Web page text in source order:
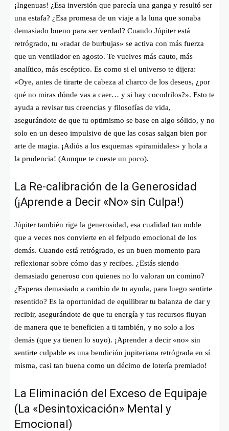
¡Ingenuas! ¿Esa inversión que parecía una ganga y resultó ser
una estafa? ¿Esa promesa de un viaje a la luna que sonaba
demasiado bueno para ser verdad? Cuando Júpiter está
retrógrado, tu «radar de burbujas» se activa con más fuerza
que un ventilador en agosto. Te vuelves más cauto, más
analítico, más escéptico. Es como si el universo te dijera:
«Oye, antes de tirarte de cabeza al charco de los deseos, ¿por
qué no miras dónde vas a caer… y si hay cocodrilos?». Esto te
ayuda a revisar tus creencias y filosofías de vida,
asegurándote de que tu optimismo se base en algo sólido, y no
solo en un deseo impulsivo de que las cosas salgan bien por
arte de magia. ¡Adiós a los esquemas «piramidales» y hola a
la prudencia! (Aunque te cueste un poco).
La Re-calibración de la Generosidad
(¡Aprende a Decir «No» sin Culpa!)
Júpiter también rige la generosidad, esa cualidad tan noble
que a veces nos convierte en el felpudo emocional de los
demás. Cuando está retrógrado, es un buen momento para
reflexionar sobre cómo das y recibes. ¿Estás siendo
demasiado generoso con quienes no lo valoran un comino?
¿Esperas demasiado a cambio de tu ayuda, para luego sentirte
resentido? Es la oportunidad de equilibrar tu balanza de dar y
recibir, asegurándote de que tu energía y tus recursos fluyan
de manera que te beneficien a ti también, y no solo a los
demás (que ya tienen lo suyo). ¡Aprender a decir «no» sin
sentirte culpable es una bendición jupiteriana retrógrada en sí
misma, casi tan buena como un décimo de lotería premiado!
La Eliminación del Exceso de Equipaje
(La «Desintoxicación» Mental y
Emocional)